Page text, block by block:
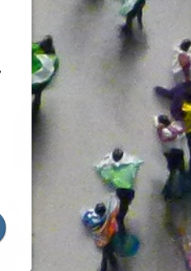
Teletrabajo
Vía Admistrativa
Vía Judicial
De Los Servicios Sociales Básicos